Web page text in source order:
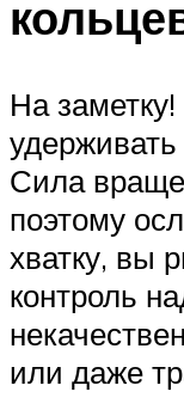
На
Сила
поэтому
хватку, вы
контроль
или даже